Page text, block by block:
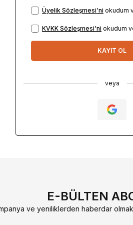
Üyelik Sözleşmesi'ni okudum
KVKK Sözleşmesi'ni okudum
KAYIT OL
veya
E-BÜLTEN
ve yeniliklerden haberdar